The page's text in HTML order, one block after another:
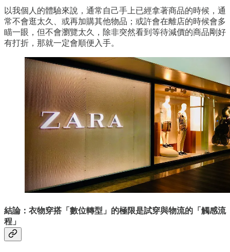
以我個人的體驗來說，通常自己手上已經拿著商品的時候，通
常不會逛太久、或再加購其他物品；或許會在離店的時候會多
瞄一眼，但不會瀏覽太久，除非突然看到等待減價的商品剛好
有打折，那就一定會順便入手。
結論：衣物穿搭「數位轉型」的極限是試穿與物流的「觸感流
程」